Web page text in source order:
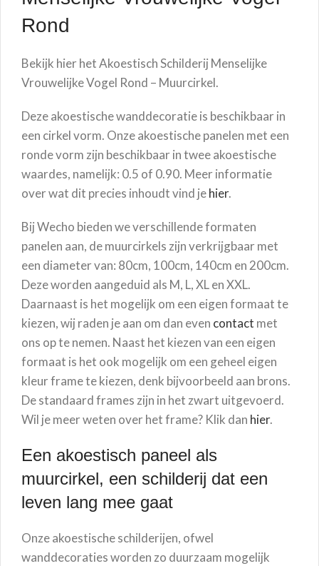
Rond
Bekijk hier het Akoestisch Schilderij Menselijke
Vrouwelijke Vogel Rond – Muurcirkel.
Deze akoestische wanddecoratie is beschikbaar in
een cirkel vorm. Onze akoestische panelen met een
ronde vorm zijn beschikbaar in twee akoestische
waardes, namelijk: 0.5 of 0.90. Meer informatie
over wat dit precies inhoudt vind jehier.
Bij Wecho bieden we verschillende formaten
panelen aan, de muurcirkels zijn verkrijgbaar met
een diameter van: 80cm, 100cm, 140cm en 200cm.
Deze worden aangeduid als M, L, XL en XXL.
Daarnaast is het mogelijk om een eigen formaat te
kiezen, wij raden je aan om dan even contact met
ons op te nemen. Naast het kiezen van een eigen
formaat is het ook mogelijk om een geheel eigen
kleur frame te kiezen, denk bijvoorbeeld aan brons.
De standaard frames zijn in het zwart uitgevoerd.
Wil je meer weten over het frame? Klik dan hier.
Een akoestisch paneel als
muurcirkel, een schilderij dat een
leven lang mee gaat
Onze akoestische schilderijen, ofwel
wanddecoraties worden zo duurzaam mogelijk